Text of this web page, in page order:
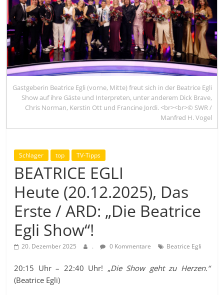
Gastgeberin Beatrice Egli (vorne, Mitte) freut sich in der Beatrice Egli
Show auf ihre Gäste und Interpreten, unter anderem Dick Brave,
Chris Norman, Kerstin Ott und Francine Jordi. <br><br>© SWR /
Manfred H. Vogel
Schlager top TV-Tipps
BEATRICE EGLI
Heute (20.12.2025), Das
Erste / ARD: „Die Beatrice
Egli Show“!
20. Dezember 2025 . 0 Kommentare Beatrice Egli
20:15 Uhr – 22:40 Uhr! „Die Show geht zu Herzen.“
(Beatrice Egli)